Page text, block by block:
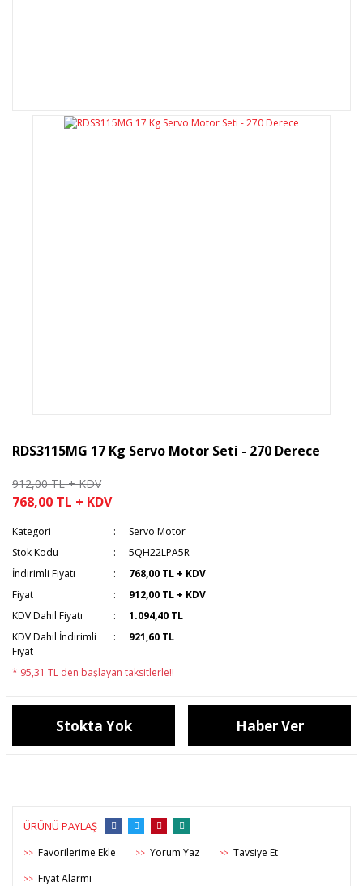
RDS3115MG 17 Kg Servo Motor Seti - 270 Derece
912,00 TL + KDV
768,00 TL + KDV
Kategori
Servo Motor
Stok Kodu
5QH22LPA5R
İndirimli Fiyatı
768,00 TL + KDV
Fiyat
912,00 TL + KDV
KDV Dahil Fiyatı
1.094,40 TL
KDV Dahil İndirimli
Fiyat
921,60 TL
* 95,31 TL den başlayan taksitlerle!!
Stokta Yok Haber Ver
ÜRÜNÜ PAYLAŞ
>> >> Yorum Yaz >> Tavsiye Et
>> Fiyat Alarmı